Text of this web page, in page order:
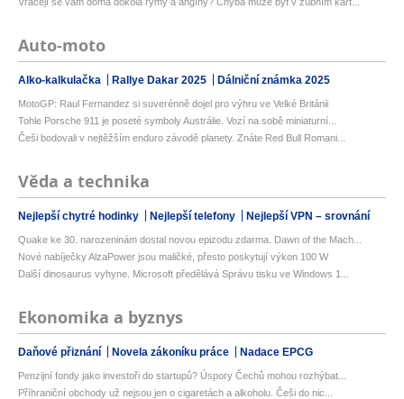
Auto-moto
Alko-kalkulačka Rallye Dakar 2025 Dálniční známka 2025
MotoGP: Raul Fernandez si suverénně dojel pro výhru ve Velké Británii
Tohle Porsche 911 je poseté symboly Austrálie. Vozí na sobě miniaturní...
Češi bodovali v nejtěžším enduro závodě planety. Znáte Red Bull Romani...
Věda a technika
Nejlepší chytré hodinky Nejlepší telefony Nejlepší VPN – srovnání
Quake ke 30. narozeninám dostal novou epizodu zdarma. Dawn of the Mach...
Nové nabíječky AlzaPower jsou maličké, přesto poskytují výkon 100 W
Další dinosaurus vyhyne. Microsoft předělává Správu tisku ve Windows 1...
Ekonomika a byznys
Daňové přiznání Novela zákoníku práce Nadace EPCG
Penzijní fondy jako investoři do startupů? Úspory Čechů mohou rozhýbat...
Příhraniční obchody už nejsou jen o cigaretách a alkoholu. Češi do nic...